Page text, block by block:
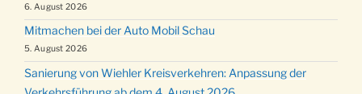
6. August 2026
Mitmachen bei der Auto Mobil Schau
5. August 2026
Sanierung von Wiehler Kreisverkehren: Anpassung der